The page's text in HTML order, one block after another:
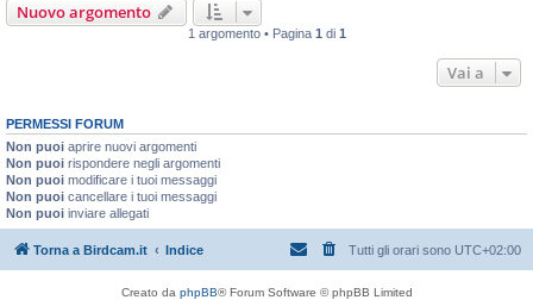
Nuovo argomento
1 argomento • Pagina 1 di 1
Vai a
PERMESSI FORUM
Non puoi aprire nuovi argomenti
Non puoi rispondere negli argomenti
Non puoi modificare i tuoi messaggi
Non puoi cancellare i tuoi messaggi
Non puoi inviare allegati
Torna a Birdcam.it Indice Tutti gli orari sono UTC+02:00
Creato da phpBB® Forum Software © phpBB Limited